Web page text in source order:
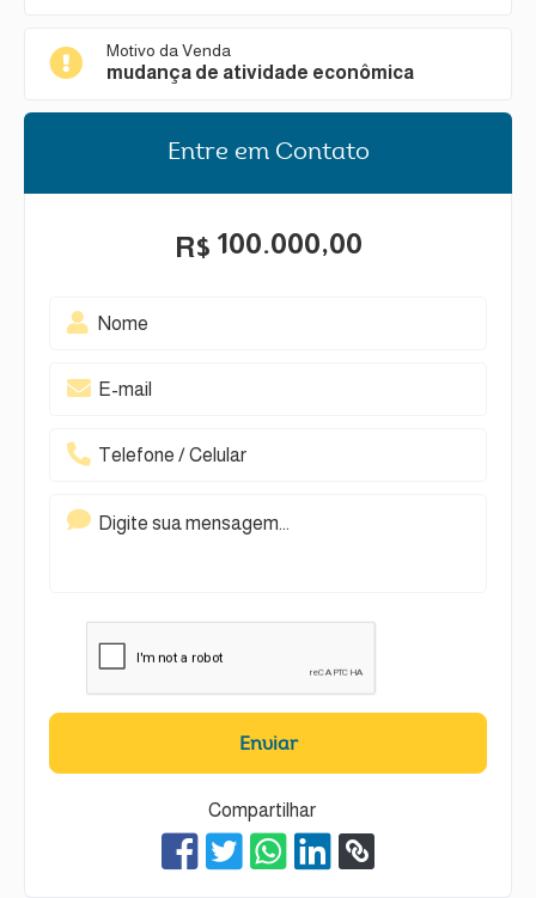
Motivo da Venda
mudança de atividade econômica
Entre em Contato
R$ 100.000,00
Enviar
Compartilhar